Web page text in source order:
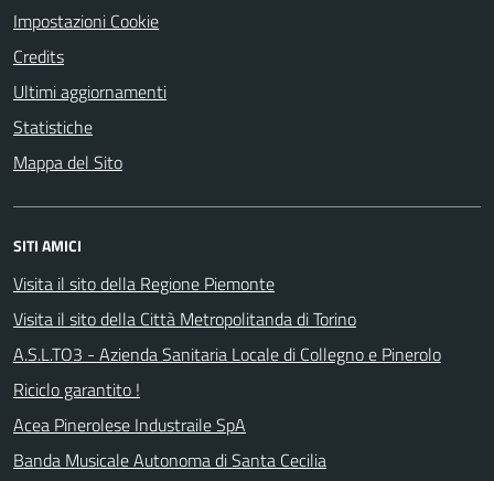
Impostazioni Cookie
Credits
Ultimi aggiornamenti
Statistiche
Mappa del Sito
SITI AMICI
Visita il sito della Regione Piemonte
Visita il sito della Città Metropolitanda di Torino
A.S.L.TO3 - Azienda Sanitaria Locale di Collegno e Pinerolo
Riciclo garantito !
Acea Pinerolese Industraile SpA
Banda Musicale Autonoma di Santa Cecilia